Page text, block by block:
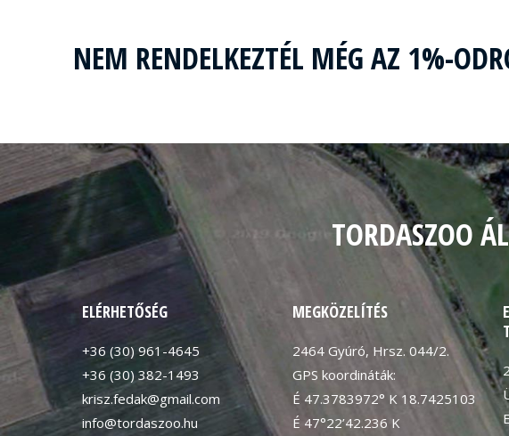
NEM RENDELKEZTÉL MÉG AZ 1%-
TORDASZOO
ELÉRHETŐSÉG
+36 (30) 961-4645
+36 (30) 382-1493
krisz.fedak@gmail.com
info@tordaszoo.hu
MEGKÖZELÍTÉS
2464 Gyúró, Hrsz. 044/2.
GPS koordináták:
É 47.3783972° K 18.7425103
É 47°22’42.236 K